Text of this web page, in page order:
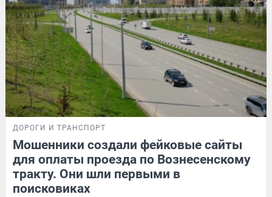
ДОРОГИ И ТРАНСПОРТ
Мошенники создали фейковые сайты
для оплаты проезда по Вознесенскому
тракту. Они шли первыми в
поисковиках